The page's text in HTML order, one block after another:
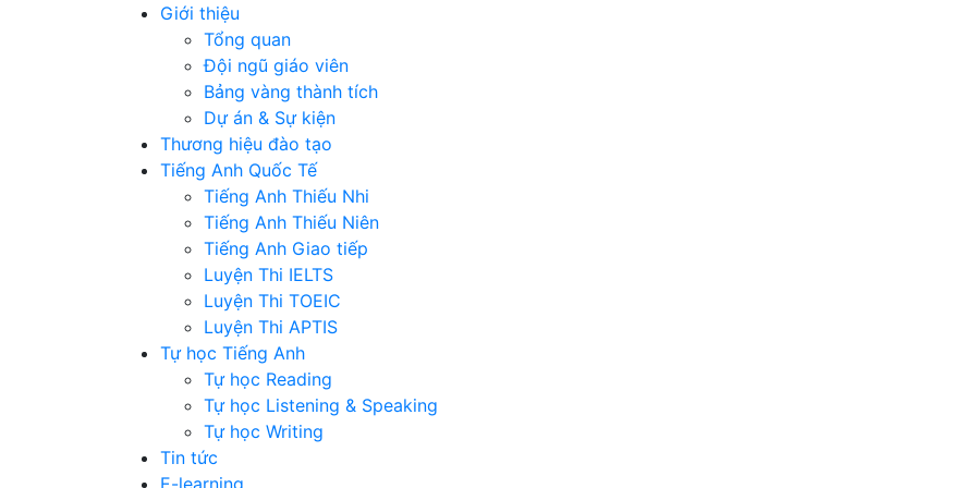
Giới thiệu
Tổng quan
Đội ngũ giáo viên
Bảng vàng thành tích
Dự án & Sự kiện
Thương hiệu đào tạo
Tiếng Anh Quốc Tế
Tiếng Anh Thiếu Nhi
Tiếng Anh Thiếu Niên
Tiếng Anh Giao tiếp
Luyện Thi IELTS
Luyện Thi TOEIC
Luyện Thi APTIS
Tự học Tiếng Anh
Tự học Reading
Tự học Listening & Speaking
Tự học Writing
Tin tức
E-learning